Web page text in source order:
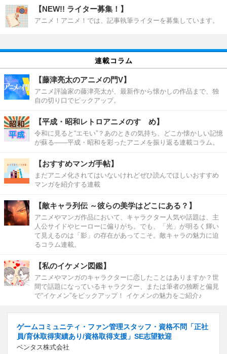
【NEW!! ライター募集！】
アニメ！アニメ！では、記事執筆ライターを募集しています。
連載コラム
【藤津亮太のアニメの門V】
アニメ評論家の藤津亮太が、最新作から懐かしの作品まで、独
自の切り口でピックアップ。
【平成・昭和レトロアニメのすゝめ】
令和に見ると“エモい”？あのときの気持ち、どこか懐かしい記憶
が蘇る――平成・昭和を彩ったアニメを振り返る連載コラム。
【おすすめマンガ手帖】
まだアニメ化されてはいないけれどぜひ読んでほしいおすすめ
マンガを紹介する連載
【敵キャラ列伝 ～彼らの美学はどこにある？】
アニメやマンガ作品において、キャラクター人気や話題は、主
人公サイドやヒーローに偏りがち。でも、「光」が明るく輝い
て見えるのは「影」の存在があってこそ。敵キャラの魅力に迫
るコラム連載。
【私のイケメン図鑑】
アニメやマンガのキャラクターに恋したことはありますか？世
間で話題になっているキャラクター、または筆者の独断と偏見
で“イケメン”をピックアップ！ イケメンの魅力をご紹介♪
ゲームコミュニティ・ファン管理スタッフ・資格不問「正社
員/育休取得実績あり/資格取得支援」SE志望歓迎
ベンタス株式会社